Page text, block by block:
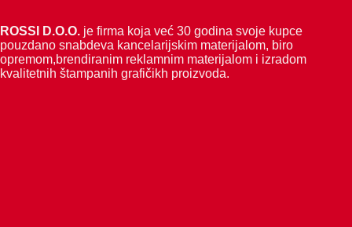
ROSSI D.O.O. je firma koja već 30 godina svoje kupce
pouzdano snabdeva kancelarijskim materijalom, biro
opremom,brendiranim reklamnim materijalom i izradom
kvalitetnih štampanih grafičikh proizvoda.